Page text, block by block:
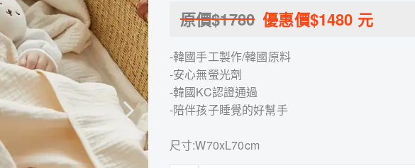
原價$1780 優惠價$1480 元
-韓國手工製作/韓國原料
-安心無螢光劑
-韓國KC認證通過
-陪伴孩子睡覺的好幫手
尺寸:W70xL70cm